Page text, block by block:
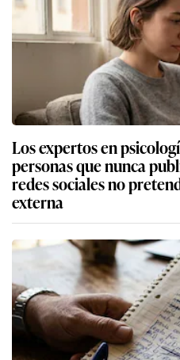
Los expertos en
personas que nunca
redes sociales no
externa